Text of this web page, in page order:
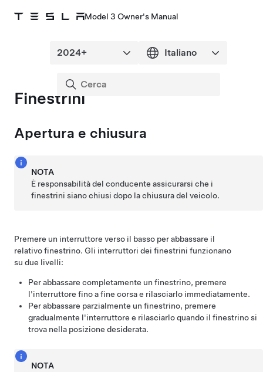
Model 3 Owner's Manual
Finestrini
Apertura e chiusura
NOTA
È responsabilità del conducente assicurarsi che i
finestrini siano chiusi dopo la chiusura del veicolo.
Premere un interruttore verso il basso per abbassare il
relativo finestrino. Gli interruttori dei finestrini funzionano
su due livelli:
Per abbassare completamente un finestrino, premere
l'interruttore fino a fine corsa e rilasciarlo immediatamente.
Per abbassare parzialmente un finestrino, premere
gradualmente l'interruttore e rilasciarlo quando il finestrino si
trova nella posizione desiderata.
NOTA